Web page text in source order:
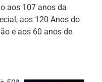
aos 107 anos da
aos 120 Anos do
e aos 60 anos de